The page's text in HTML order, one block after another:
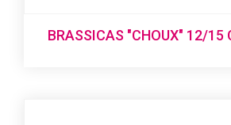
BRASSICAS "CHOUX" 12/15